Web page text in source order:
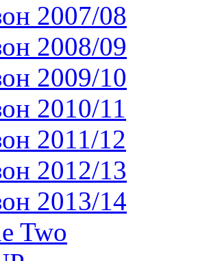
2007/08
2008/09
2009/10
2010/11
2011/12
2012/13
2013/14
Two